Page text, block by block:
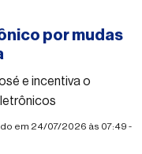
por mudas
e incentiva o
em 24/07/2026 às 07:49 -